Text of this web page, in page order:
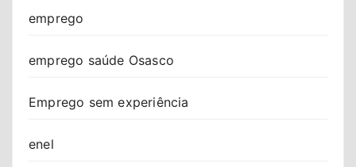
emprego
emprego saúde Osasco
Emprego sem experiência
enel